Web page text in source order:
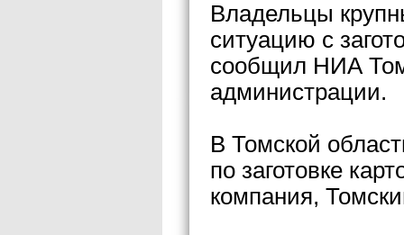
Владельцы
ситуацию с
сообщил НИА
администрации.
В Томской
по заготовке
компания,